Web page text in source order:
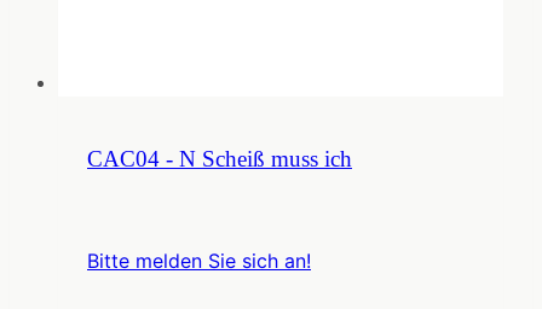
CAC04 - N Scheiß muss ich
Bitte melden Sie sich an!